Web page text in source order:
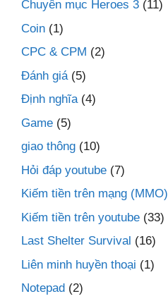
Chuyên mục Heroes 3 (11)
Coin (1)
CPC & CPM (2)
Đánh giá (5)
Định nghĩa(4)
Game (5)
giao thông (10)
Hỏi đáp youtube (7)
Kiếm tiền trên mạng (MMO)
Kiếm tiền trên youtube (33)
Last Shelter Survival (16)
Liên minh huyền thoại (1)
Notepad (2)